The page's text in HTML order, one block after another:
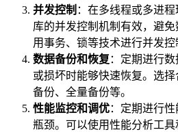
并发控制 ：在多线程或多进
库的并发控制机制有效，避
用事务、锁等技术进行并发控
数据备份和恢复 ：定期进行
或损坏时能够快速恢复。选
备份、全量备份等。
性能监控和调优：定期进行
瓶颈。可以使用性能分析工